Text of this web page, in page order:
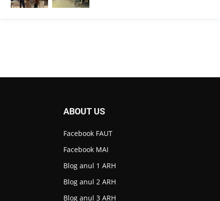
ABOUT US
Facebook FAUT
Facebook MAI
Blog anul 1 ARH
Blog anul 2 ARH
Blog anul 3 ARH